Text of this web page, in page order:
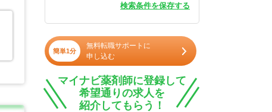
検索条件を保存する
簡単1分
無料転職サポートに
申し込む
マイナビ薬剤師に登録して
希望通りの求人を
紹介してもらう！